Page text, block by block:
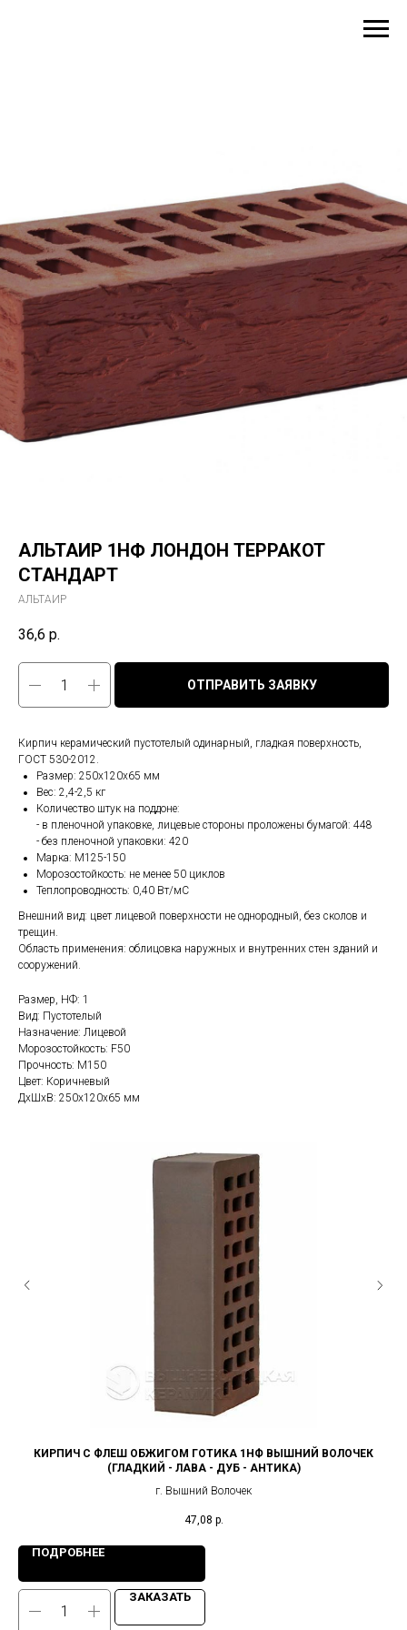
АЛЬТАИР 1НФ ЛОНДОН ТЕРРАКОТ
СТАНДАРТ
АЛЬТАИР
36,6 р.
ОТПРАВИТЬ ЗАЯВКУ
Кирпич керамический пустотелый одинарный, гладкая поверхность,
ГОСТ 530-2012.
Размер: 250х120х65 мм
Вес: 2,4-2,5 кг
Количество штук на поддоне:
- в пленочной упаковке, лицевые стороны проложены бумагой: 448
- без пленочной упаковки: 420
Марка: М125-150
Морозостойкость: не менее 50 циклов
Теплопроводность: 0,40 Вт/мС
Внешний вид: цвет лицевой поверхности не однородный, без сколов и
трещин.
Область применения: облицовка наружных и внутренних стен зданий и
сооружений.
Размер, НФ: 1
Вид: Пустотелый
Назначение: Лицевой
Морозостойкость: F50
Прочность: М150
Цвет: Коричневый
ДxШxВ: 250x120x65 мм
КИРПИЧ С ФЛЕШ ОБЖИГОМ ГОТИКА 1НФ ВЫШНИЙ ВОЛОЧЕК
(ГЛАДКИЙ - ЛАВА - ДУБ - АНТИКА)
г. Вышний Волочек
47,08 р.
ПОДРОБНЕЕ
ЗАКАЗАТЬ